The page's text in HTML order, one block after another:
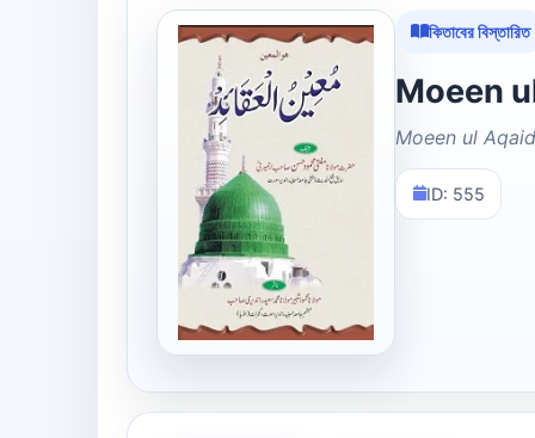
কিতাবের বিস্তারিত
Moeen ul Aqaid
ID: 555